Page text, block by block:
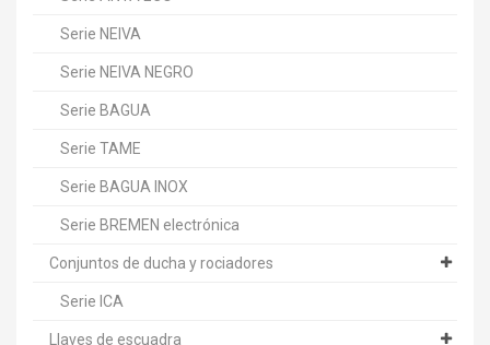
Serie NEIVA
Serie NEIVA NEGRO
Serie BAGUA
Serie TAME
Serie BAGUA INOX
Serie BREMEN electrónica
Conjuntos de ducha y rociadores
Serie ICA
Llaves de escuadra